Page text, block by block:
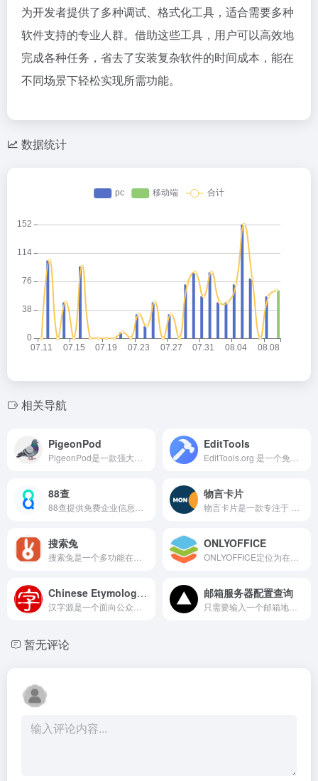
为开发者提供了多种调试、格式化工具，适合需要多种
软件支持的专业人群。借助这些工具，用户可以高效地
完成各种任务，省去了安装复杂软件的时间成本，能在
不同场景下轻松实现所需功能。
数据统计
相关导航
PigeonPod EditTools
88查 物言卡片
搜索兔 ONLYOFFICE
Chinese Etymology 字源 邮箱服务器配置查询
暂无评论